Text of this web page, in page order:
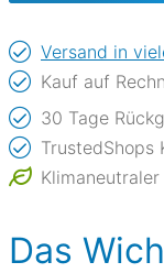
Versand in
Kauf auf
30 Tage
TrustedShops
Das